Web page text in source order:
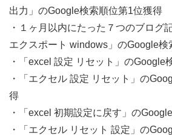
出力」のGoogle検索順位第1位獲得
・１ヶ月以内にたった７つのブログ
エクスポート windows」のGoogle検
・「excel 設定 リセット」のGoogle
・「エクセル 設定 リセット」の
得
・「excel 初期設定に戻す」の
・「エクセル リセット 設定」の